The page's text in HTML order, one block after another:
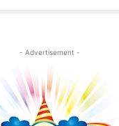
- Advertisement -